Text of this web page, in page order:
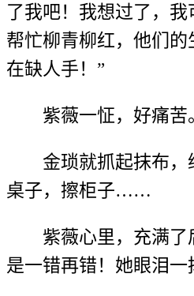
了我吧！我想过了，我
帮忙柳青柳红，他们
在缺人手！”
紫薇一怔，好痛苦
金琐就抓起抹布
桌子，擦柜子……
紫薇心里，充满
是一错再错！她眼泪一